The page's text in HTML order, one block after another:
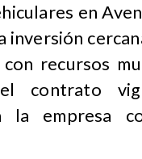
en
recursos
contrato
la empresa